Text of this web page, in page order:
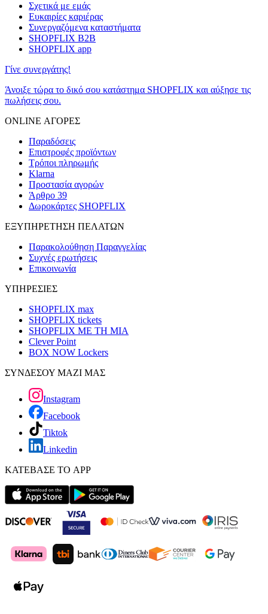
Σχετικά με εμάς
Ευκαιρίες καριέρας
Συνεργαζόμενα καταστήματα
SHOPFLIX B2B
SHOPFLIX app
Γίνε συνεργάτης!
Άνοιξε τώρα το δικό σου κατάστημα SHOPFLIX και αύξησε τις
πωλήσεις σου.
ONLINE ΑΓΟΡΕΣ
Παραδόσεις
Επιστροφές προϊόντων
Τρόποι πληρωμής
Klarna
Προστασία αγορών
Άρθρο 39
Δωροκάρτες SHOPFLIX
ΕΞΥΠΗΡΕΤΗΣΗ ΠΕΛΑΤΩΝ
Παρακολούθηση Παραγγελίας
Συχνές ερωτήσεις
Επικοινωνία
ΥΠΗΡΕΣΙΕΣ
SHOPFLIX max
SHOPFLIX tickets
SHOPFLIX ΜΕ ΤΗ ΜΙΑ
Clever Point
BOX NOW Lockers
ΣΥΝΔΕΣΟΥ ΜΑΖΙ ΜΑΣ
Instagram
Facebook
Tiktok
Linkedin
ΚΑΤΕΒΑΣΕ ΤΟ APP